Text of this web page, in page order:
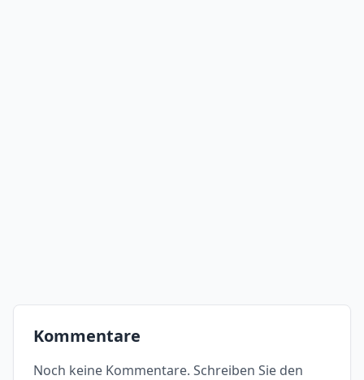
Kommentare
Noch keine Kommentare. Schreiben Sie den